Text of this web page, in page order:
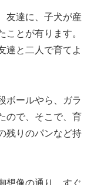
友達に、子犬が産
ことが有ります。
達と二人で育てよ
ボールやら、ガラ
ので、そこで、育
残りのパンなど持